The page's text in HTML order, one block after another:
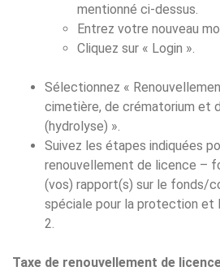
mentionné ci-dessus.
Entrez votre nouveau
Cliquez sur « Login ».
Sélectionnez «
cimetière, de crématorium et
(hydrolyse) ».
Suivez les étapes indiquées
renouvellement de licence –
(vos) rapport(s) sur le fonds/
spéciale pour la protection et
2.
Taxe de renouvellement de